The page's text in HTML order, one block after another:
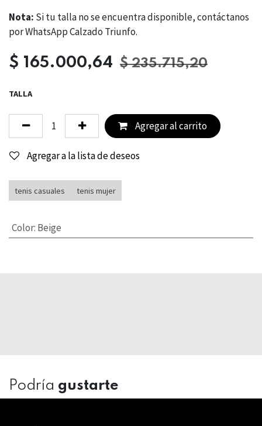
Nota: Si tu talla no se encuentra disponible, contáctanos
por WhatsApp Calzado Triunfo.
$ 165.000,64 $235.715,20
TALLA
Agregar al carrito
Agregar a la lista de deseos
tenis casuales tenis mujer
Color: Beige
Podría gustarte